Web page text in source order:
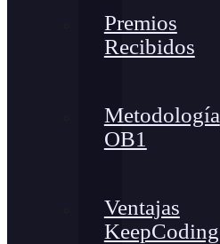
Premios
Recibidos
Metodología
OB1
Ventajas
KeepCoding